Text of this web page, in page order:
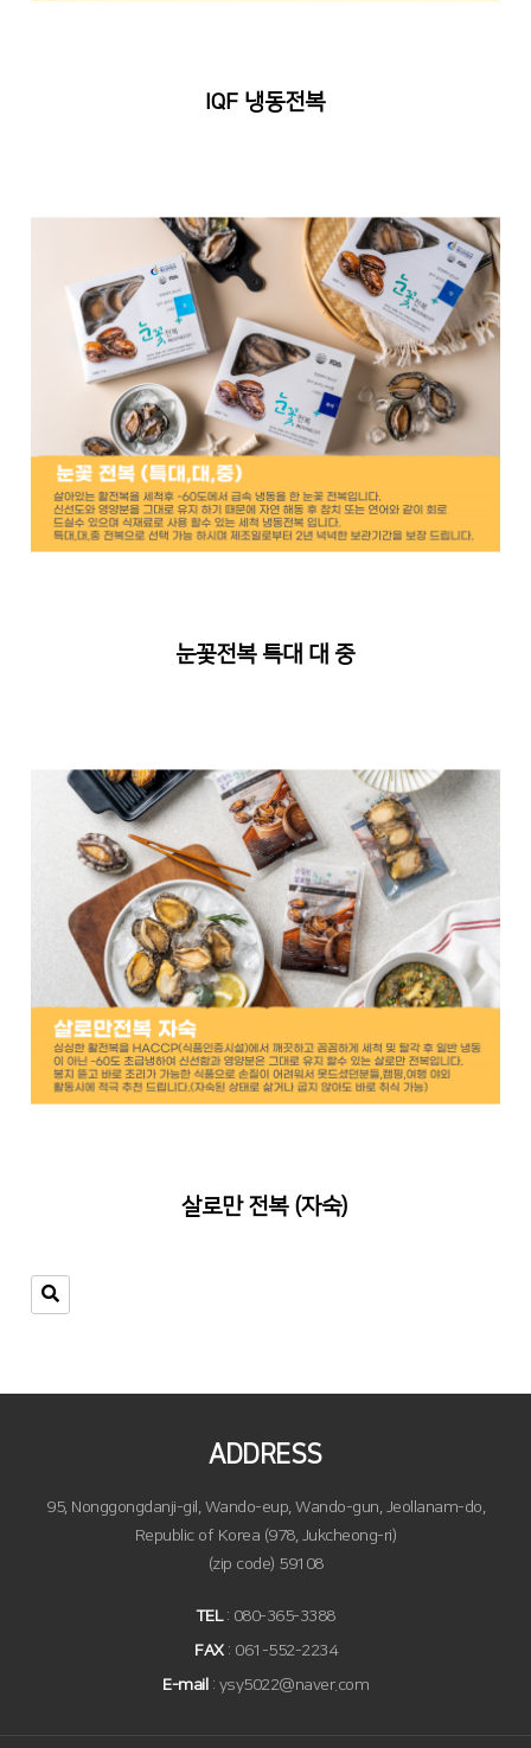
IQF 냉동전복
눈꽃전복 특대 대 중
살로만 전복 (자숙)
ADDRESS
95, Nonggongdanji-gil, Wando-eup, Wando-gun, Jeollanam-do,
Republic of Korea (978, Jukcheong-ri)
(zip code) 59108
TEL: 080-365-3388
FAX: 061-552-2234
E-mail : ysy5022@naver.com